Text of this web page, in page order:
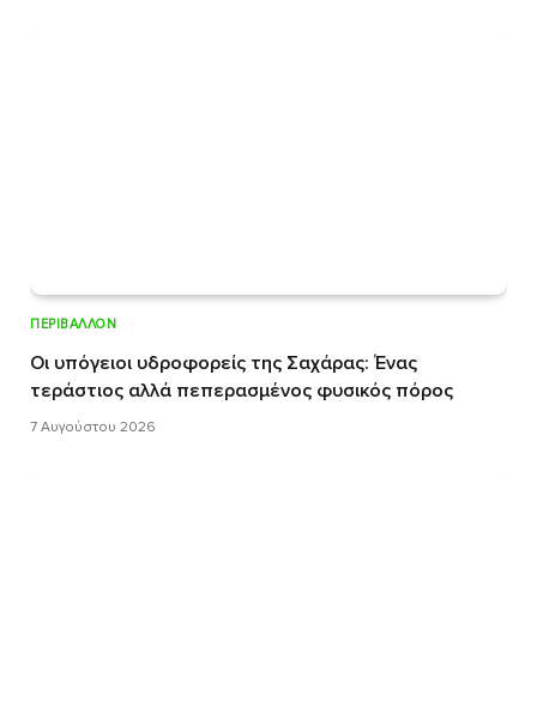
ΠΕΡΙΒΆΛΛΟΝ
Οι υπόγειοι υδροφορείς της Σαχάρας: Ένας
τεράστιος αλλά πεπερασμένος φυσικός πόρος
7 Αυγούστου 2026